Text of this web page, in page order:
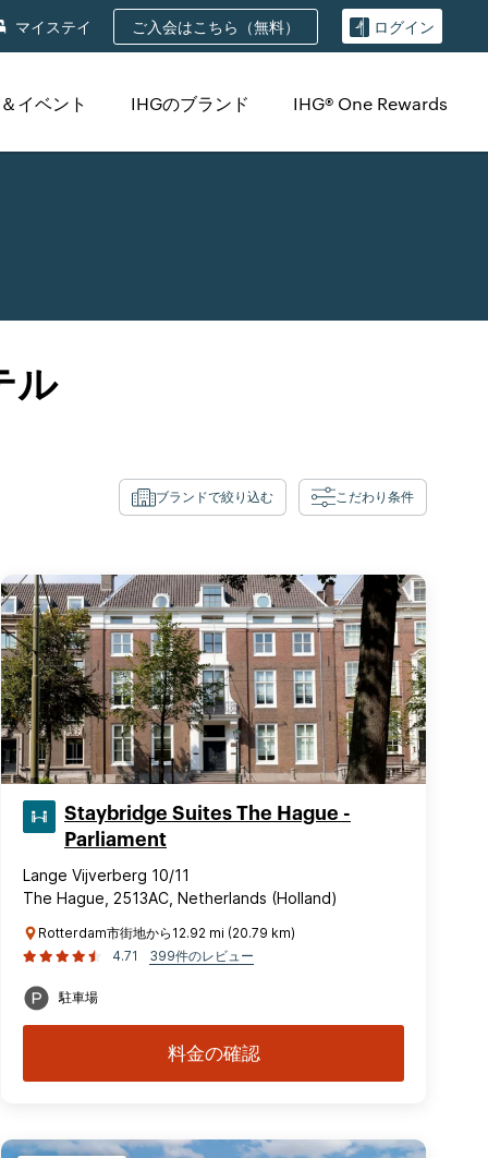
マイステイ ご入会はこちら（無料） ログイン
イベント IHGのブランド IHG® One Rewards
ル
ブランドで絞り込む こだわり条件
Staybridge Suites The Hague -
Parliament
Lange Vijverberg 10/11
The Hague, 2513AC, Netherlands (Holland)
Rotterdam市街地から12.92 mi (20.79 km)
4.71
399件のレビュー
駐車場
料金の確認